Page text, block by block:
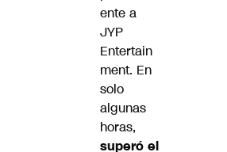
ente a
JYP
Entertain
ment. En
solo
algunas
horas,
superó el